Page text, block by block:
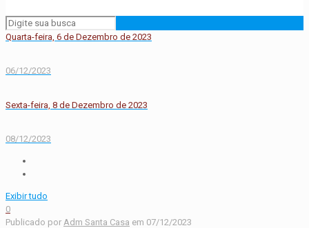
Quarta-feira, 6 de Dezembro de 2023
06/12/2023
Sexta-feira, 8 de Dezembro de 2023
08/12/2023
Exibir tudo
0
Publicado por Adm Santa Casa em 07/12/2023